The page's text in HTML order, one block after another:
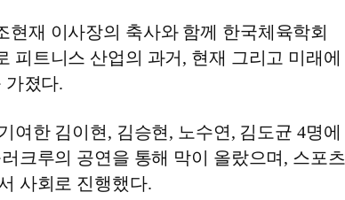
현재 이사장의 축사와 함께 한국체육학회
피트니스 산업의 과거, 현재 그리고 미래에
가졌다.
여한 김이현, 김승현, 노수연, 김도균 4명에
크루의 공연을 통해 막이 올랐으며, 스포츠
사회로 진행했다.